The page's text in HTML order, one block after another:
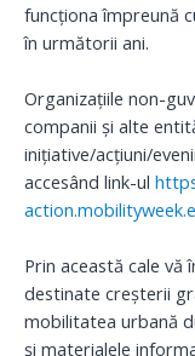
funcționa împreună
în următorii ani.
Organizațiile non-
companii și alte
inițiative/acțiuni/
accesând link-ul
Prin această cale vă
destinate creșterii
mobilitatea urbană
și materialele